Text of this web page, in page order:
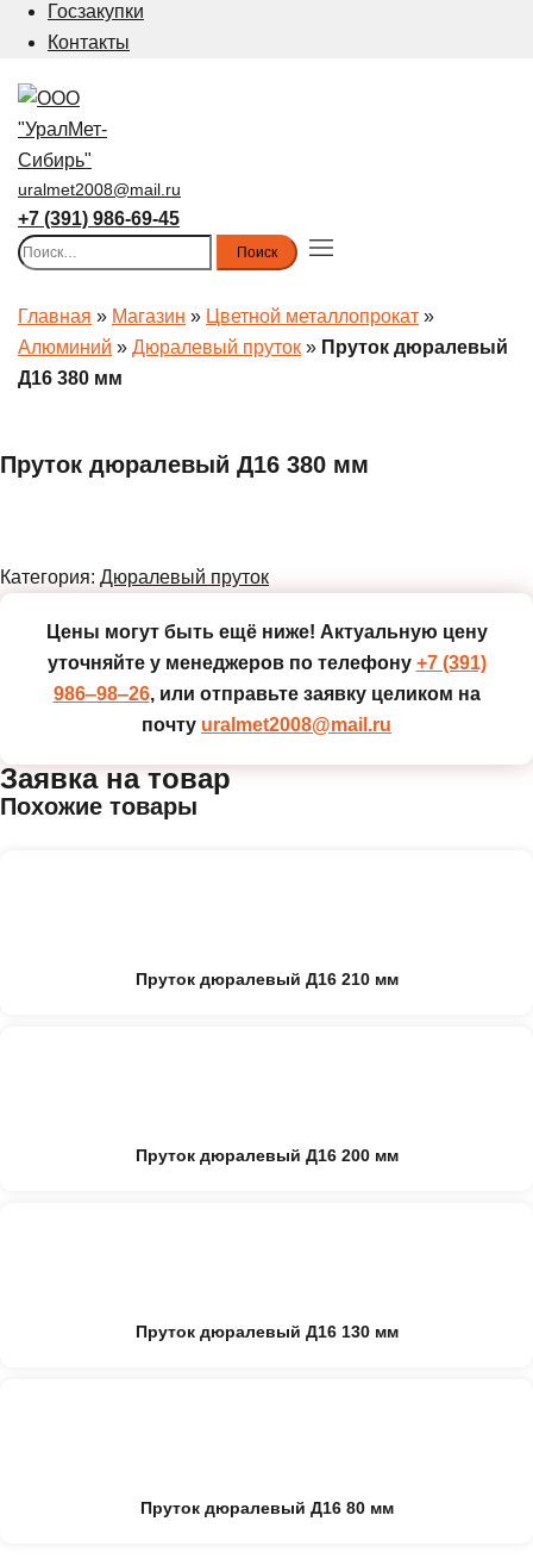
Госзакупки
Контакты
uralmet2008@mail.ru
+7 (391) 986-69-45
Найти:
Главная » Магазин » Цветной металлопрокат »
Алюминий » Дюралевый пруток » Пруток дюралевый
Д16 380 мм
Пруток дюралевый Д16 380 мм
Категория: Дюралевый пруток
Цены могут быть ещё ниже! Актуальную цену
уточняйте у менеджеров по телефону +7 (391)
986‒98‒26, или отправьте заявку целиком на
почту uralmet2008@mail.ru
Заявка на товар
Похожие товары
Пруток дюралевый Д16 210 мм
Пруток дюралевый Д16 200 мм
Пруток дюралевый Д16 130 мм
Пруток дюралевый Д16 80 мм